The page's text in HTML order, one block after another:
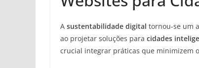
A sustentabilidade digital tornou-se um
ao projetar soluções para cidades
crucial integrar práticas que minimizem